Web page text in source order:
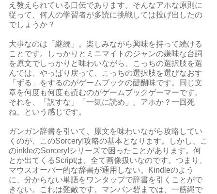
え教えられている口伝であります。そんなアホな原則に
従って、何人の学習者が多読に挑戦しては投げ出したの
でしょうか？
大事なのは「継続」。楽しみながら興味を持って続ける
ことです。しっかりとミニマイトのジャンの嫌味な台詞
を原文でしっかりと味わいながら、こっちの選択肢を選
んでは、やっぱり戻って、こっちの選択肢を選びなおす
「ずる」をするのがゲームブックの醍醐味です。同じ文
章を何度も何度も読むのがゲームブックゲーマーです。
それを、「訳すな」「一気に読め」。アホか？一回死
ね、という感じです。
ガンガン辞書を引いて、原文を味わいながら攻略してい
くのが、このSorcery!攻略の基本となります。しかし、こ
のinkleのSorcery!シリーズで困ったことがあります。何
とか出てくるScriptは、全て画像扱いなのです。つまり、
マウスオーバー的な辞書が通用しない。Kindleのよう
に、分からない単語をワンタップで辞書を引くことがで
きない。これは難敵です。マンパン砦までは、一筋縄で